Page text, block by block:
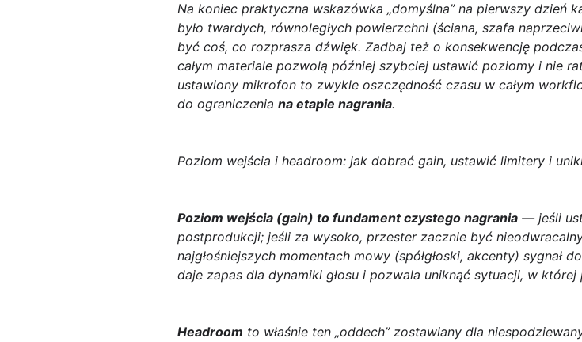
Na koniec praktyczna wskazówka „domyślna” na pierwszy dzień
było twardych, równoległych powierzchni (ściana, szafa
być coś, co rozprasza dźwięk. Zadbaj też o konsekwencję
całym materiale pozwolą później szybciej ustawić poziomy i nie
ustawiony mikrofon to zwykle oszczędność czasu w całym
do ograniczenia na etapie nagrania.
Poziom wejścia i headroom: jak dobrać gain, ustawić limitery i
Poziom wejścia (gain) to fundament czystego nagrania — jeśli
postprodukcji; jeśli za wysoko, przester zacznie być
najgłośniejszych momentach mowy (spółgłoski, akcenty) sygnał
daje zapas dla dynamiki głosu i pozwala uniknąć sytuacji, w
Headroom to właśnie ten „oddech” zostawiany dla